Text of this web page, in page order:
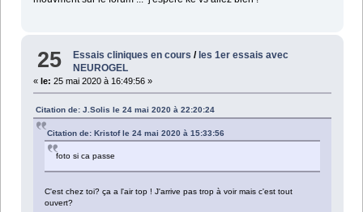
25 Essais cliniques en cours / les 1er essais avec
NEUROGEL
« le: 25 mai 2020 à 16:49:56 »
Citation de: J.Solis le 24 mai 2020 à 22:20:24
Citation de: Kristof le 24 mai 2020 à 15:33:56
foto si ca passe
C'est chez toi? ça a l'air top ! J'arrive pas trop à voir mais c'est tout
ouvert?